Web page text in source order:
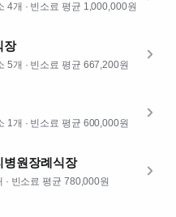
4개 · 빈소료 평균 1,000,000원
장
5개 · 빈소료 평균 667,200원
1개 · 빈소료 평균 600,000원
병원장례식장
· 빈소료 평균 780,000원